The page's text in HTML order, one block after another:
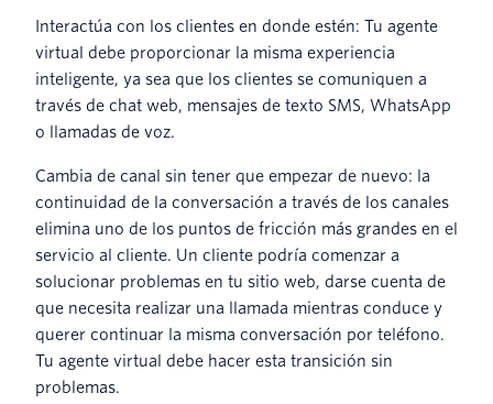
Interactúa con los clientes en donde estén: Tu agente
virtual debe proporcionar la misma experiencia
inteligente, ya sea que los clientes se comuniquen a
través de chat web, mensajes de texto SMS, WhatsApp
o llamadas de voz.
Cambia de canal sin tener que empezar de nuevo: la
continuidad de la conversación a través de los canales
elimina uno de los puntos de fricción más grandes en el
servicio al cliente. Un cliente podría comenzar a
solucionar problemas en tu sitio web, darse cuenta de
que necesita realizar una llamada mientras conduce y
querer continuar la misma conversación por teléfono.
Tu agente virtual debe hacer esta transición sin
problemas.